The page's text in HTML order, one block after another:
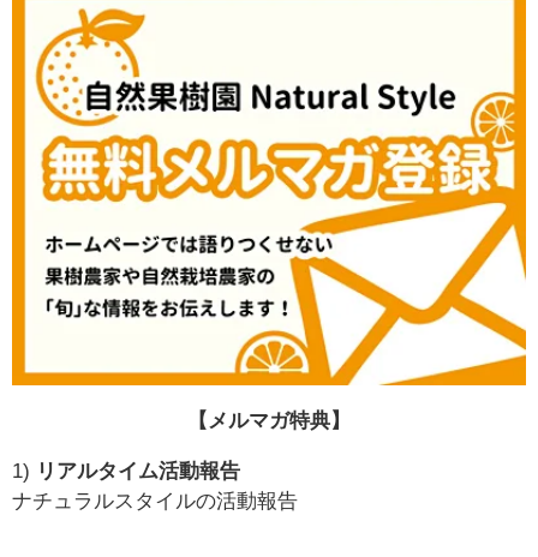
【メルマガ特典】
1) リアルタイム活動報告
ナチュラルスタイルの活動報告